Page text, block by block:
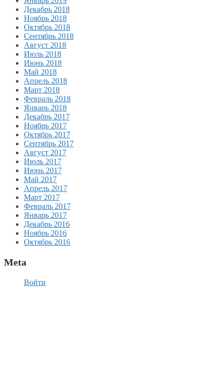
Декабрь 2018
Ноябрь 2018
Октябрь 2018
Сентябрь 2018
Август 2018
Июль 2018
Июнь 2018
Май 2018
Апрель 2018
Март 2018
Февраль 2018
Январь 2018
Декабрь 2017
Ноябрь 2017
Октябрь 2017
Сентябрь 2017
Август 2017
Июль 2017
Июнь 2017
Май 2017
Апрель 2017
Март 2017
Февраль 2017
Январь 2017
Декабрь 2016
Ноябрь 2016
Октябрь 2016
Meta
Войти